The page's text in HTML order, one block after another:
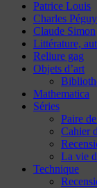
Patrice Louis
Charles Péguy
Claude Simon
Littérature,
Reliure gag
Objets d’art
Mathematica
Séries
Paire
Cahier
La vie
Technique